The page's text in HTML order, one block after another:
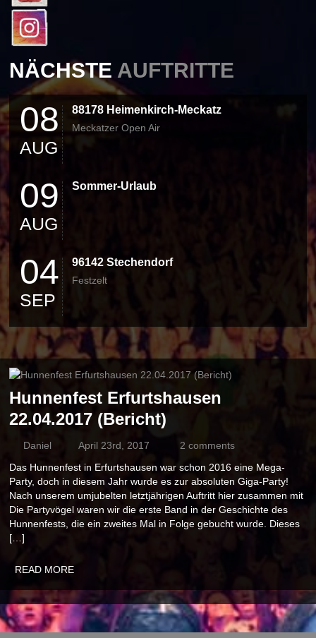
NÄCHSTE AUFTRITTE
08
AUG
88178 Heimenkirch-Meckatz
Meckatzer Open Air
09
AUG
Sommer-Urlaub
04
SEP
96142 Stechendorf
Festzelt
Hunnenfest Erfurtshausen
22.04.2017 (Bericht)
Daniel April 23rd, 2017
2 comments
Das Hunnenfest in Erfurtshausen war schon 2016 eine Mega-
Party, doch in diesem Jahr wurde es zur absoluten Giga-Party!
Nach unserem umjubelten letztjährigen Auftritt hier zusammen mit
Die Partyvögel waren wir die erste Band in der Geschichte des
Hunnenfests, die ein zweites Mal in Folge gebucht wurde. Dieses
[…]
READ MORE